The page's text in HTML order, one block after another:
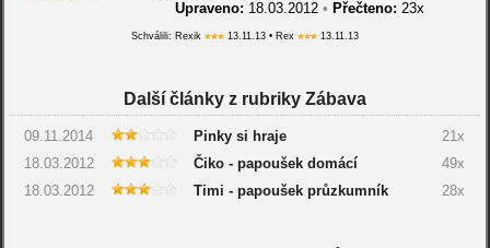
Upraveno: 18.03.2012• Přečteno: 23x
Schválili: Rexik 13.11.13 • Rex 13.11.13
Další články z rubriky Zábava
09.11.2014 Pinky si hraje
21x
18.03.2012
Čiko - papoušek domácí
49x
18.03.2012
Timi - papoušek průzkumník 28x